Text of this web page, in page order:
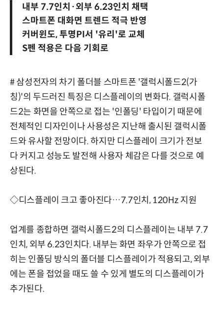
내부 7.7인치·외부 6.23인치 채택
스마트폰 대화면 트렌드 적극 반영
커버윈도, 투명PI서 '유리'로 교체
S펜 적용은 다음 기회로
# 삼성전자의 차기 폴더블 스마트폰 '갤럭시폴드2(가
칭)'의 두드러진 특징은 디스플레이의 변화다. 갤럭시폴
드2는 화면을 안쪽으로 접는 '인폴딩' 타입이기 때문에
전체적인 디자인이나 사용성은 지난해 출시된 갤럭시폴
드와 유사할 전망이다. 하지만 디스플레이 크기가 전보
다 커지고 성능도 발전해 사용자 체감은 다를 것으로 예
상된다.
◇디스플레이 크고 좋아진다…7.7인치, 120Hz 지원
업계를 종합하면 갤럭시폴드2의 디스플레이는 내부 7.7
인치, 외부 6.23인치다. 내부는 화면 좌우가 안쪽으로 접
히는 인폴딩 방식의 폴더블 디스플레이가 적용되고, 외부
에는 폰을 접었을 때도 쓸 수 있게 별도의 디스플레이가
추가된다.